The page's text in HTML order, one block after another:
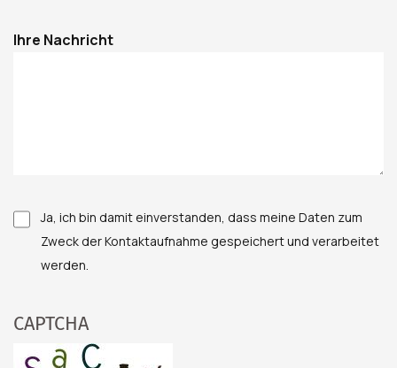
Ihre Nachricht
Ja, ich bin damit einverstanden, dass meine Daten zum
Zweck der Kontaktaufnahme gespeichert und verarbeitet
werden.
CAPTCHA